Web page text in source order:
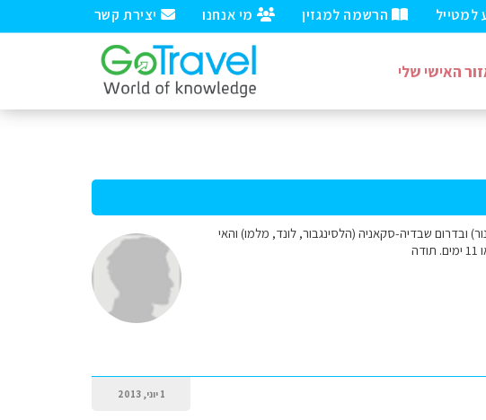
יצירת קשר מי אנחנו הרשמה למגזין למטייל
האישי שלי
ובדרום שבדיה-סקאניה (הלסינגבור, לונד, מלמו) והאי
1 יוני, 2013